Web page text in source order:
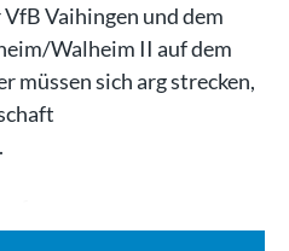
Vaihingen und dem
Walheim II auf dem
müssen sich arg strecken,